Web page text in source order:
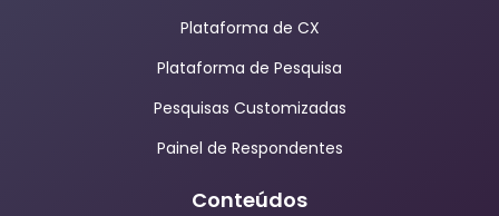
Plataforma de CX
Plataforma de Pesquisa
Pesquisas Customizadas
Painel de Respondentes
Conteúdos